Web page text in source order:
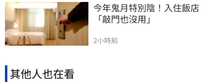
今年鬼月特別陰！入住飯店
「敲門也沒用」
2小時前
其他人也在看